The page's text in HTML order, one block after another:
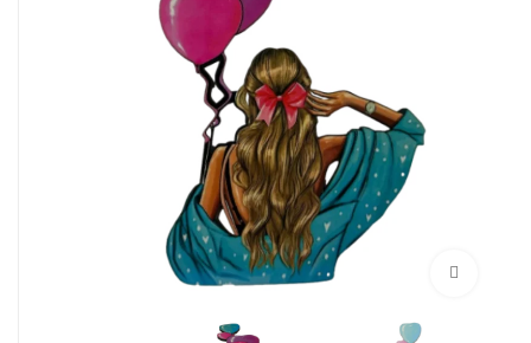
بزرگنمایی تصویر